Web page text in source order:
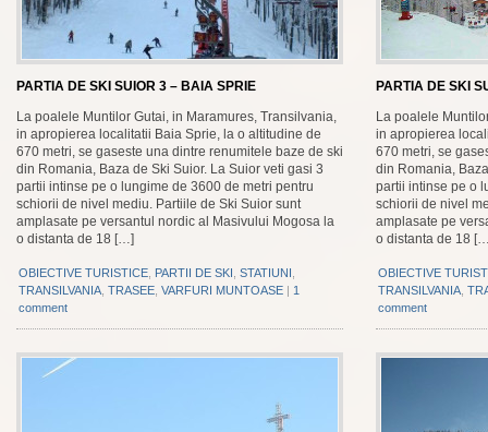
PARTIA DE SKI SUIOR 3 – BAIA SPRIE
La poalele Muntilor Gutai, in Maramures, Transilvania,
in apropierea localitatii Baia Sprie, la o altitudine de
670 metri, se gaseste una dintre renumitele baze de ski
din Romania, Baza de Ski Suior. La Suior veti gasi 3
partii intinse pe o lungime de 3600 de metri pentru
schiorii de nivel mediu. Partiile de Ski Suior sunt
amplasate pe versantul nordic al Masivului Mogosa la
o distanta de 18 […]
OBIECTIVE TURISTICE PARTII DE SKI STATIUNI
TRANSILVANIA TRASEE VARFURI MUNTOASE | 1
comment
PARTIA DE SKI
La poalele
in apropierea
670 metri, se
din Romania,
partii intinse pe o
schiorii de nivel
amplasate pe
o distanta de 18
OBIECTIVE
TRANSILVANIA
comment